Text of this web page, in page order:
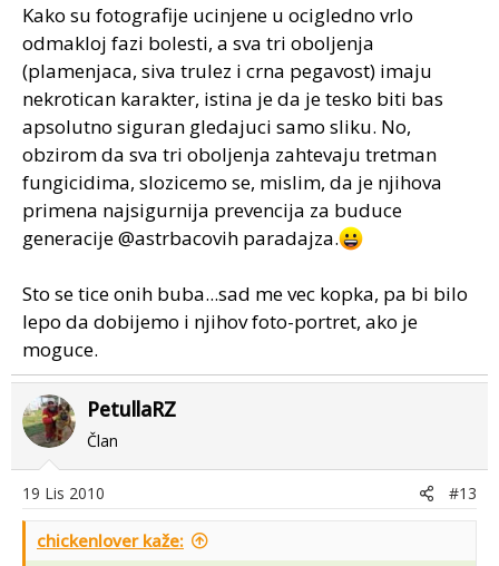
Kako su fotografije ucinjene u ocigledno vrlo
odmakloj fazi bolesti, a sva tri oboljenja
(plamenjaca, siva trulez i crna pegavost) imaju
nekrotican karakter, istina je da je tesko biti bas
apsolutno siguran gledajuci samo sliku. No,
obzirom da sva tri oboljenja zahtevaju tretman
fungicidima, slozicemo se, mislim, da je njihova
primena najsigurnija prevencija za buduce
generacije @astrbacovih paradajza.
Sto se tice onih buba...sad me vec kopka, pa bi bilo
lepo da dobijemo i njihov foto-portret, ako je
moguce.
PetullaRZ
Član
19 Lis 2010 #13
chickenlover kaže: